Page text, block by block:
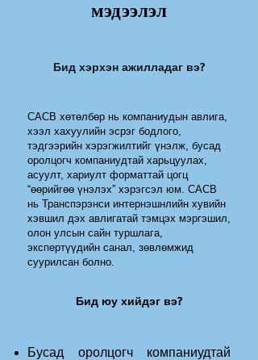
мэдээлэл
Бид хэрхэн ажилладаг вэ?
CACB хөтөлбөр нь компаниудын авлига,
хээл хахуулийн эсрэг бодлого,
тэдгээрийн хэрэгжилтийг үнэлж, бусад
оролцогч компаниудтай харьцуулах,
асуулт, хариулт форматтай цогц
“өөрийгөө үнэлэх” хэрэгсэл юм. CACB
нь Транспэрэнси интернэшнлийн хувийн
хэвшил дэх авлигатай тэмцэх мэргэшил,
олон улсын сайн туршлага,
экспертүүдийн санал, зөвлөмжид
суурилсан болно.
Бид юу хийдэг вэ?
Бусад оролцогч компаниудтай